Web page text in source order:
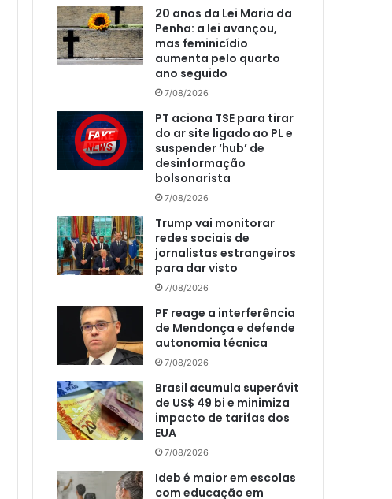
20 anos da Lei Maria da
Penha: a lei avançou,
mas feminicídio
aumenta pelo quarto
ano seguido
7/08/2026
PT aciona TSE para tirar
do ar site ligado ao PL e
suspender ‘hub’ de
desinformação
bolsonarista
7/08/2026
Trump vai monitorar
redes sociais de
jornalistas estrangeiros
para dar visto
7/08/2026
PF reage a interferência
de Mendonça e defende
autonomia técnica
7/08/2026
Brasil acumula superávit
de US$ 49 bi e minimiza
impacto de tarifas dos
EUA
7/08/2026
Ideb é maior em escolas
com educação em